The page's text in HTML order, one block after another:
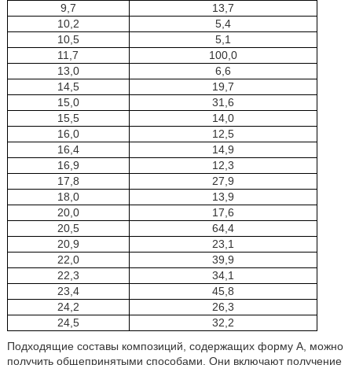
9,7
13,7
10,2
5,4
10,5
5,1
11,7
100,0
13,0
6,6
14,5
19,7
15,0
31,6
15,5
14,0
16,0
12,5
16,4
14,9
16,9
12,3
17,8
27,9
18,0
13,9
20,0
17,6
20,5
64,4
20,9
23,1
22,0
39,9
22,3
34,1
23,4
45,8
24,2
26,3
24,5
32,2
Подходящие составы композиций, содержащих форму A, можно
получить общепринятыми способами. Они включают получение